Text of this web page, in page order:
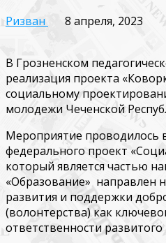
Ризван 8 апреля, 2023
В Грозненском
реализация проекта
социальному
молодежи Чеченской
Мероприятие проводилось
федерального проект
который является частью
«Образование» направлен
развития и поддержки
(волонтерства) как
ответственности